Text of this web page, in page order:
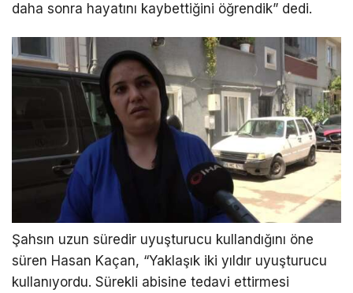
daha sonra hayatını kaybettiğini öğrendik” dedi.
Şahsın uzun süredir uyuşturucu kullandığını öne
süren Hasan Kaçan, “Yaklaşık iki yıldır uyuşturucu
kullanıyordu. Sürekli abisine tedavi ettirmesi